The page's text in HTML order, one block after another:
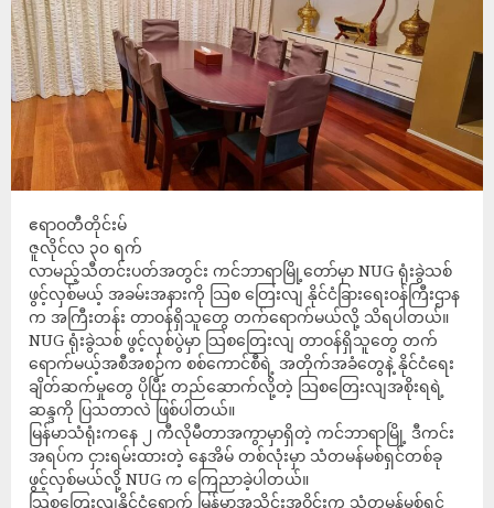
ဧရာဝတီတိုင်းမ်
ဇူလိုင်လ ၃၀ ရက်
လာမည့်သီတင်းပတ်အတွင်း ကင်ဘာရာမြို့တော်မှာ NUG ရုံးခွဲသစ်
ဖွင့်လှစ်မယ့် အခမ်းအနားကို သြစ တြေးလျ နိုင်ငံခြားရေးဝန်ကြီးဌာန
က အကြီးတန်း တာဝန်ရှိသူတွေ တက်ရောက်မယ်လို့ သိရပါတယ်။
NUG ရုံးခွဲသစ် ဖွင့်လှစ်ပွဲမှာ သြစတြေးလျ တာဝန်ရှိသူတွေ တက်
ရောက်မယ့်အစီအစဉ်က စစ်ကောင်စီရဲ့ အတိုက်အခံတွေနဲ့ နိုင်ငံရေး
ချိတ်ဆက်မှုတွေ ပိုပြီး တည်ဆောက်လို့တဲ့ သြစတြေးလျအစိုးရရဲ့
ဆန္ဒကို ပြသတာလဲ ဖြစ်ပါတယ်။
မြန်မာသံရုံးကနေ ၂ ကီလိုမီတာအကွာမှာရှိတဲ့ ကင်ဘာရာမြို့ ဒီကင်း
အရပ်က ငှားရမ်းထားတဲ့ နေအိမ် တစ်လုံးမှာ သံတမန်မစ်ရှင်တစ်ခု
ဖွင့်လှစ်မယ်လို့ NUG က ကြေညာခဲ့ပါတယ်။
သြစတြေးလျနိုင်ငံရောက် မြန်မာအသိုင်းအဝိုင်းက သံတမန်မစ်ရှင်